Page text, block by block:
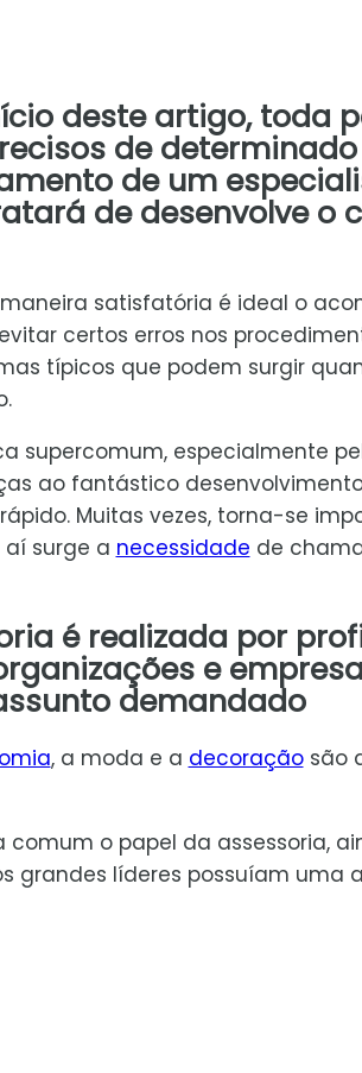
deste artigo, toda
de
de um
de desenvolve o
satisfatória é ideal o
certos erros nos
típicos que podem surgir
supercomum, especialmente
ao fantástico
Muitas vezes, torna-se
surge a necessidade de
é realizada por
e
demandado
, a moda e a decoraçãosão
o papel da assessoria,
líderes possuíam uma